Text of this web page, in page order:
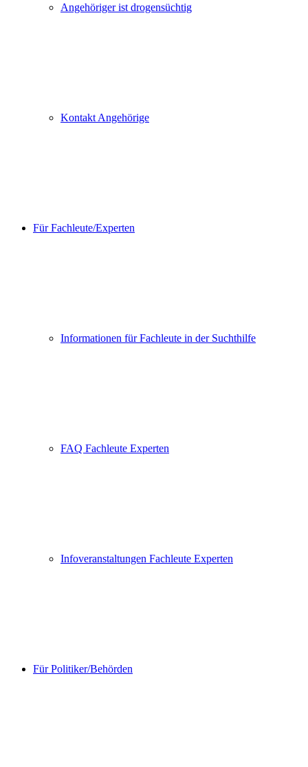
Angehöriger ist drogensüchtig
Kontakt Angehörige
Für Fachleute/Experten
Informationen für Fachleute in der Suchthilfe
FAQ Fachleute Experten
Infoveranstaltungen Fachleute Experten
Für Politiker/Behörden